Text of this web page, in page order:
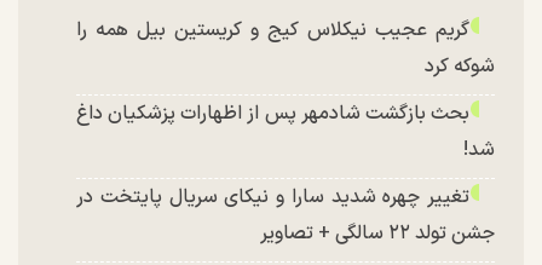
گریم عجیب نیکلاس کیج و کریستین بیل همه را
شوکه کرد
بحث بازگشت شادمهر پس از اظهارات پزشکیان داغ
شد!
تغییر چهره شدید سارا و نیکای سریال پایتخت در
جشن تولد ۲۲ سالگی + تصاویر